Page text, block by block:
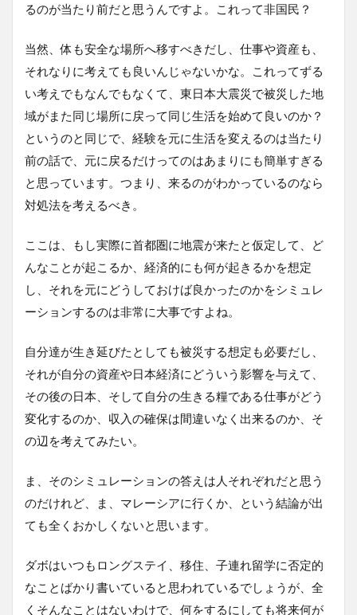
るのが当たり前だと思うんですよ。これって非国民？
当然、体も安全な場所へ移すべきだし、仕事や資産も、
それなりに考えても良いんじゃないかな。これってずる
い考えでもなんでもなくて、東日本大震災で被災した地
域がまた同じ場所に戻って同じ生活を始めて良いのか？
というのと同じで、経験を元に生活を変えるのは当たり
前の話で、元に戻るだけってのはあまりにも簡単すぎる
と思っています。つまり、来るのがわかっているのなら
対処法を考えるべき。
ここは、もし実際に首都圏に地震が来たと仮定して、ど
んなことが起こるか、経済的にも何が起きるかを想定
し、それを元にどうしておけば良かったのかをシミュレ
ーションするのは非常に大事ですよね。
自分達が生き延びたとしても被災する想定も必要だし、
それが自分の資産や日本経済にどういう影響を与えて、
その後の日本、そして自分の生きる糧である仕事がどう
変化するのか、収入の確保は間違いなく出来るのか、そ
の辺を考えてみたい。
ま、そのシミュレーションの答えは人それぞれだと思う
のだけれど、ま、マレーシアに行くか、という結論が出
ても全くおかしくないと思います。
ダボはいつもロングステイ、移住、子連れ留学に否定的
なことばかり書いていると思われているでしょうが、全
くそんなことはないわけで、何をするにしても将来何が